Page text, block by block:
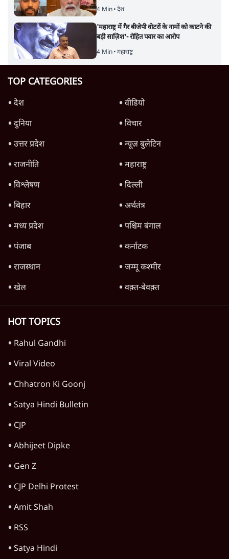
4 Min• देश
'महाराष्ट्र में गैर बीजेपी वोटरों के नामों को काटने की
बड़ी साज़िश'- रोहित पवार का आरोप
4 Min• महाराष्ट्र
TOP CATEGORIES
देश
वीडियो
दुनिया
विचार
उत्तर प्रदेश
न्यूज़ बुलेटिन
राजनीति
महाराष्ट्र
विश्लेषण
दिल्ली
बिहार
अर्थतंत्र
मध्य प्रदेश
पश्चिम बंगाल
पंजाब
कर्नाटक
राजस्थान
जम्मू कश्मीर
खेल
वक़्त-बेवक़्त
HOT TOPICS
Rahul Gandhi
Viral Video
Chhatron Ki Goonj
Satya Hindi Bulletin
CJP
Abhijeet Dipke
Gen Z
CJP Delhi Protest
Amit Shah
RSS
Satya Hindi